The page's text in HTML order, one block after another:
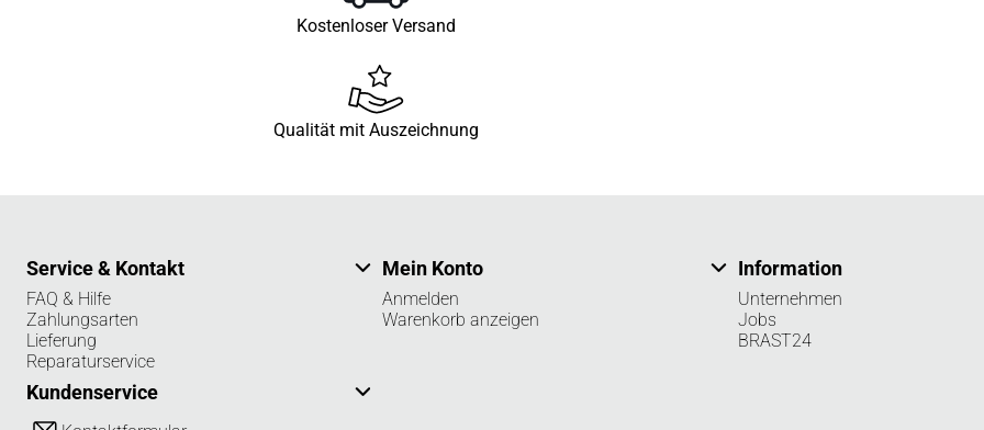
Kostenloser Versand
Qualität mit Auszeichnung
Service & Kontakt
FAQ & Hilfe
Zahlungsarten
Lieferung
Reparaturservice
Kundenservice
Mein Konto
Anmelden
Warenkorb anzeigen
Information
Unternehmen
Jobs
BRAST24